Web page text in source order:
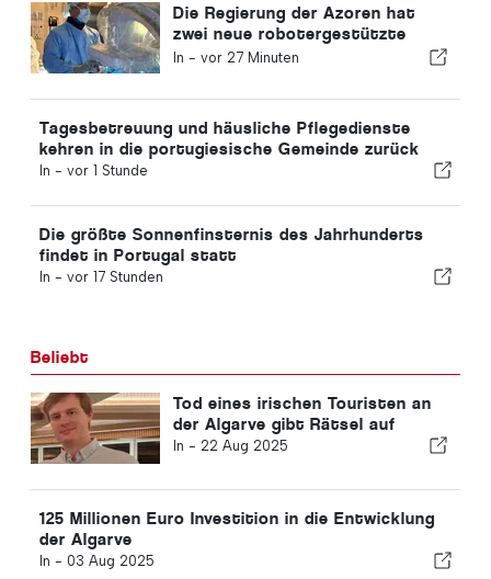
Die Regierung der Azoren hat
zwei neue robotergestützte
Operationssysteme angeschafft
In - vor 27 Minuten
Tagesbetreuung und häusliche Pflegedienste
kehren in die portugiesische Gemeinde zurück
In - vor 1 Stunde
Die größte Sonnenfinsternis des Jahrhunderts
findet in Portugal statt
In - vor 17 Stunden
Beliebt
Tod eines irischen Touristen an
der Algarve gibt Rätsel auf
In - 22 Aug 2025
125 Millionen Euro Investition in die Entwicklung
der Algarve
In - 03 Aug 2025